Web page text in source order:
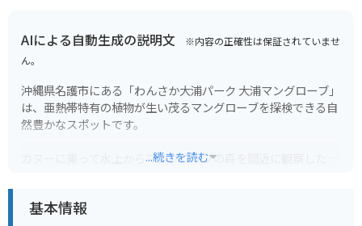
AIによる自動生成の説明文 ※内容の正確性は保証されていませ
ん。
沖縄県名護市にある「わんさか大浦パーク 大浦マングローブ」
は、亜熱帯特有の植物が生い茂るマングローブを探検できる自
然豊かなスポットです。
カヌーに乗って水上からマングローブの森を間近に観察した
...続きを読む
基本情報